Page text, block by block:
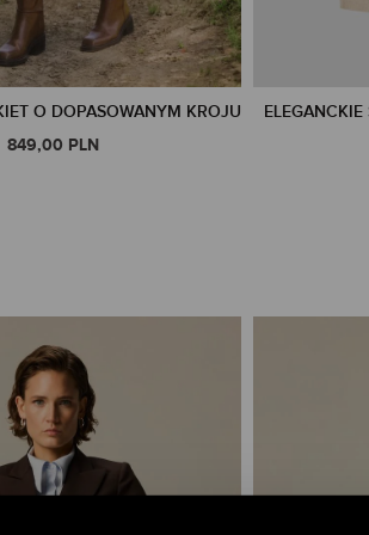
O DOPASOWANYM KROJU
849,00 PLN